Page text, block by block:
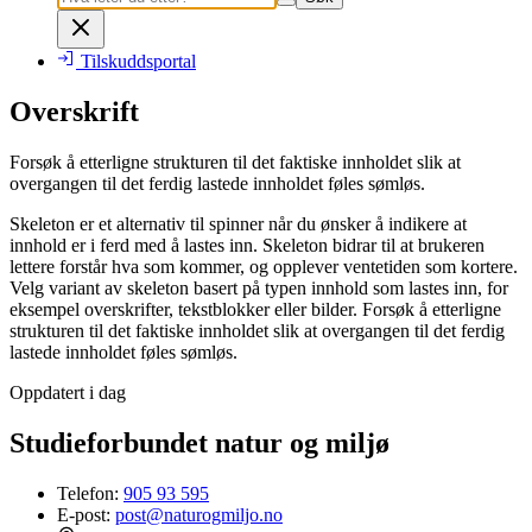
Tilskuddsportal
Overskrift
Forsøk å etterligne strukturen til det faktiske innholdet slik at
overgangen til det ferdig lastede innholdet føles sømløs.
Skeleton er et alternativ til spinner når du ønsker å indikere at
innhold er i ferd med å lastes inn. Skeleton bidrar til at brukeren
lettere forstår hva som kommer, og opplever ventetiden som kortere.
Velg variant av skeleton basert på typen innhold som lastes inn, for
eksempel overskrifter, tekstblokker eller bilder. Forsøk å etterligne
strukturen til det faktiske innholdet slik at overgangen til det ferdig
lastede innholdet føles sømløs.
Oppdatert i dag
Studieforbundet natur og miljø
Telefon: 905 93 595
E-post: post@naturogmiljo.no